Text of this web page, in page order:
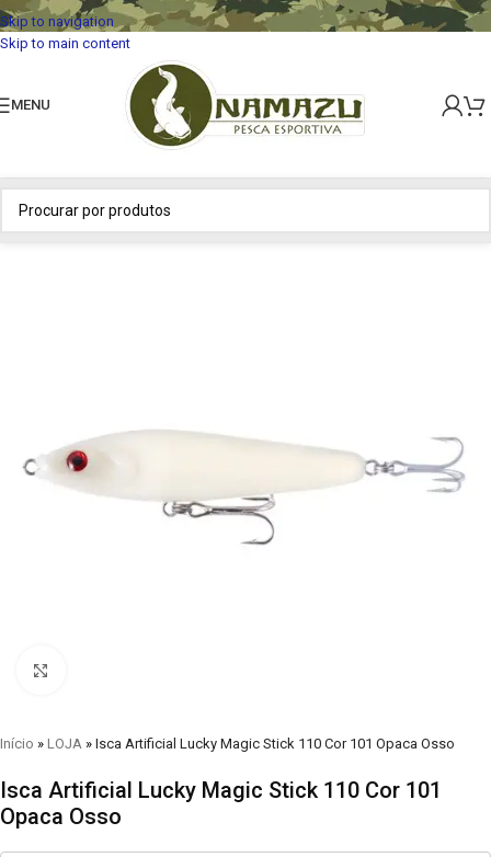
Skip to navigation
Skip to main content
MENU
Início » LOJA » Isca Artificial Lucky Magic Stick 110 Cor 101 Opaca Osso
Isca Artificial Lucky Magic Stick 110 Cor 101
Opaca Osso